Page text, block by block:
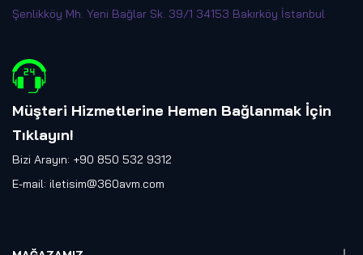
Şenlikköy Mh. Yeni Bağlar Sk. 39/1 34153 Bakırköy İstanbul
Müşteri Hizmetlerine Hemen Bağlanmak İçin
Tıklayın!
Bizi Arayın: +90 850 532 9312
E-mail: iletisim@360avm.com